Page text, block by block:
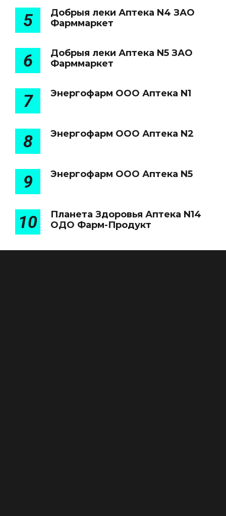
5
Добрыя леки Аптека N4 ЗАО
Фарммаркет
6
Добрыя леки Аптека N5 ЗАО
Фарммаркет
7 Энергофарм ООО Аптека N1
8 Энергофарм ООО Аптека N2
9 Энергофарм ООО Аптека N5
10
Планета Здоровья Аптека N14
ОДО Фарм-Продукт